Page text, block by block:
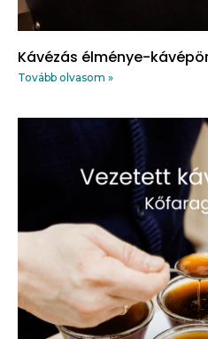
Kávézás élménye-
Tovább olvasom »